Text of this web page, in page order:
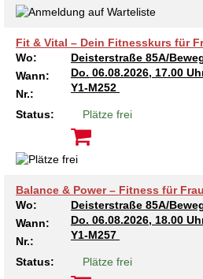
Kindertagesstätte
Familienzentrum
Kindertagesstätte
Familienzentrum
Kindertagesstätte
Kindertagesstätte
Kindertagesstätte
Kindertagesstätte
Familienzentrum
Kindertagesstätte Klaus-
“Mäuseburg” /
Kindertagesstätte König-
Kindertagesstätte Langes
Offene Sprach-
Kindertagesstätte
Familienzentrum
Fit & Vital – Dein Fitnesskurs für
Wo:
Deisterstraße 85A/
Wann:
Do. 06.08.2026, 17.00
Nr.:
Y1-M252
Status: Plätze frei
Balance & Power – Fitness für
Wo:
Deisterstraße 85A/
Wann:
Do. 06.08.2026, 18.00
Nr.:
Y1-M257
Status: Plätze frei